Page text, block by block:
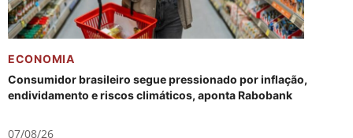
ECONOMIA
Consumidor brasileiro segue pressionado por inflação,
endividamento e riscos climáticos, aponta Rabobank
07/08/26